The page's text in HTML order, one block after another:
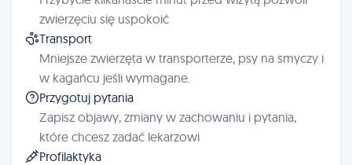
zwierzęciu się uspokoić
Transport
Mniejsze zwierzęta w transporterze, psy na smyczy i
w kagańcu jeśli wymagane.
Przygotuj pytania
Zapisz objawy, zmiany w zachowaniu i pytania,
które chcesz zadać lekarzowi
Profilaktyka